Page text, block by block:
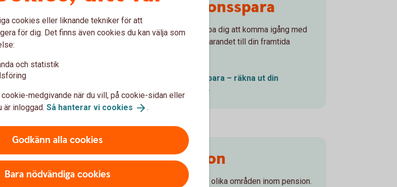
pension
på.
Med ett sparande kan
med tjänstepension.
Se till att din
att göra det,
upp ett eget sparande på
eller 1 800 kronor per
kronor är avsättningen
pensionsspara
Låt oss hjälpa dig att komma igång med
pensionssparandet till din framtida
Pensionsspara – räkna ut din
pension
Pension
Läs mer om olika områden inom pension.
cookies eller liknande tekniker för att
för dig. Det finns även cookies du kan välja som
och statistik
medgivande när du vill, på cookie-sidan eller
är inloggad. Så hanterar vi cookies .
Godkänn alla cookies
Bara nödvändiga cookies